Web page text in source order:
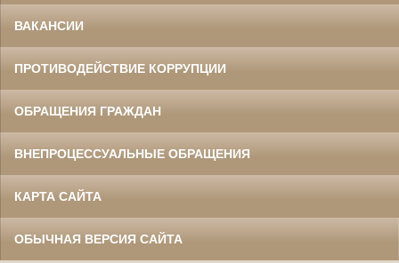
ВАКАНСИИ
ПРОТИВОДЕЙСТВИЕ КОРРУПЦИИ
ОБРАЩЕНИЯ ГРАЖДАН
ВНЕПРОЦЕССУАЛЬНЫЕ ОБРАЩЕНИЯ
КАРТА САЙТА
ОБЫЧНАЯ ВЕРСИЯ САЙТА